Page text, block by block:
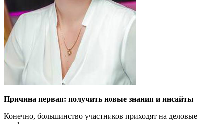
Причина первая: получить новые знания и инсайты
Конечно, большинство участников приходят на деловые